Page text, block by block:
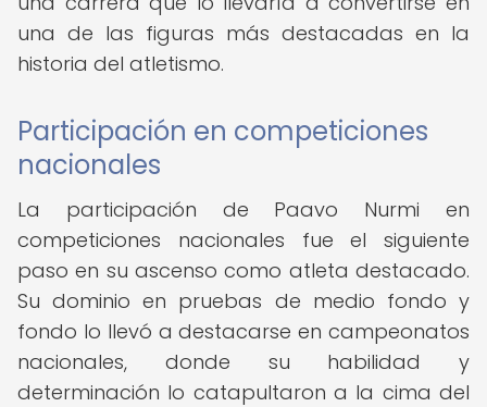
una de las figuras más destacadas en la
historia del atletismo.
Participación en competiciones
nacionales
La participación de Paavo Nurmi en
competiciones nacionales fue el siguiente
paso en su ascenso como atleta destacado.
Su dominio en pruebas de medio fondo y
fondo lo llevó a destacarse en campeonatos
nacionales, donde su habilidad y
determinación lo catapultaron a la cima del